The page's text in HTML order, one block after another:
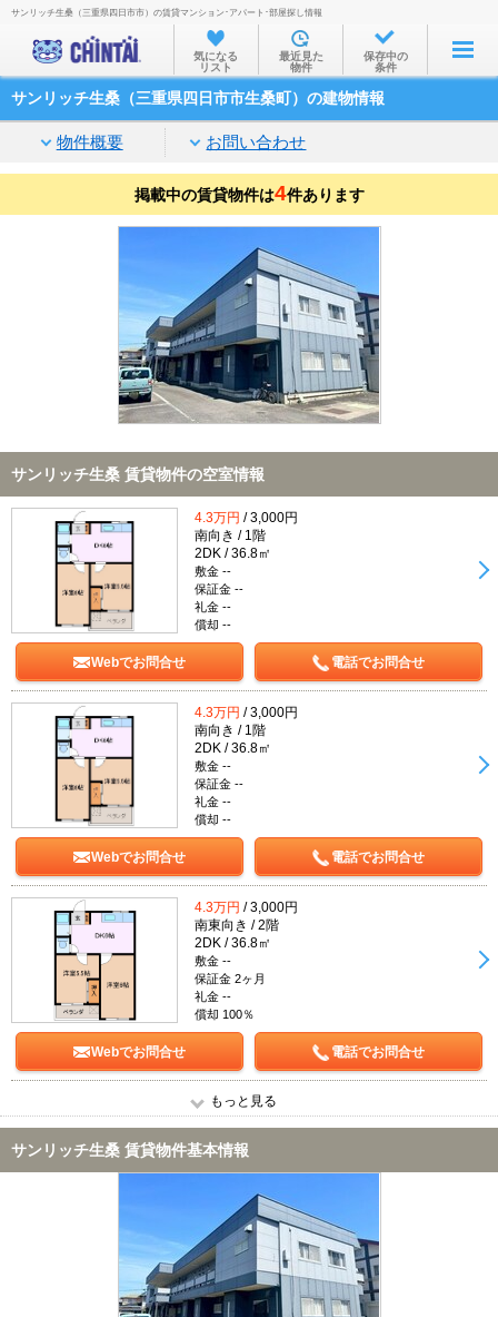
お部屋を探す
沿線・駅から
住所から
家賃相場から
通勤通学時間から
不動産会社から
TOP
サンリッチ生桑（三重県四日市市）の賃貸マンション･アパート･部屋探し情報
気になる
リスト
最近見た
物件
保存中の
条件
サンリッチ生桑（三重県四日市市生桑町）の建物情報
物件概要 お問い合わせ
掲載中の賃貸物件は4件あります
サンリッチ生桑 賃貸物件の空室情報
4.3万円 / 3,000円
南向き / 1階
2DK / 36.8㎡
敷金 --
保証金 --
礼金 --
償却 --
Webでお問合せ 電話でお問合せ
4.3万円 / 3,000円
南向き / 1階
2DK / 36.8㎡
敷金 --
保証金 --
礼金 --
償却 --
Webでお問合せ 電話でお問合せ
4.3万円 / 3,000円
南東向き / 2階
2DK / 36.8㎡
敷金 --
保証金 2ヶ月
礼金 --
償却 100％
Webでお問合せ 電話でお問合せ
もっと見る
サンリッチ生桑 賃貸物件基本情報